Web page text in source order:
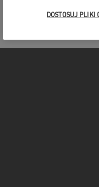
DOSTOSUJ PLIKI